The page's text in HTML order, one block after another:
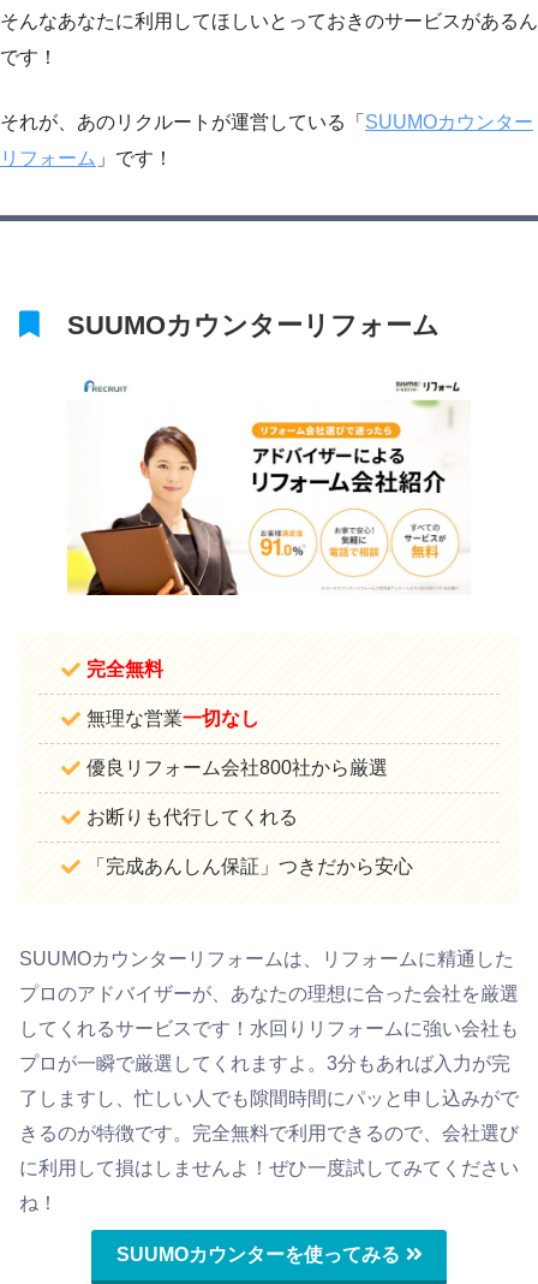
そんなあなたに利用してほしいとっておきのサービスがあるん
です！
それが、あのリクルートが運営している「 SUUMOカウンター
リフォーム 」です！
SUUMOカウンターリフォーム
完全無料
無理な営業一切なし
優良リフォーム会社800社から厳選
お断りも代行してくれる
「完成あんしん保証」つきだから安心
SUUMOカウンターリフォームは、リフォームに精通した
プロのアドバイザーが、あなたの理想に合った会社を厳選
してくれるサービスです！水回りリフォームに強い会社も
プロが一瞬で厳選してくれますよ。3分もあれば入力が完
了しますし、忙しい人でも隙間時間にパッと申し込みがで
きるのが特徴です。完全無料で利用できるので、会社選び
に利用して損はしませんよ！ぜひ一度試してみてください
ね！
SUUMOカウンターを使ってみる